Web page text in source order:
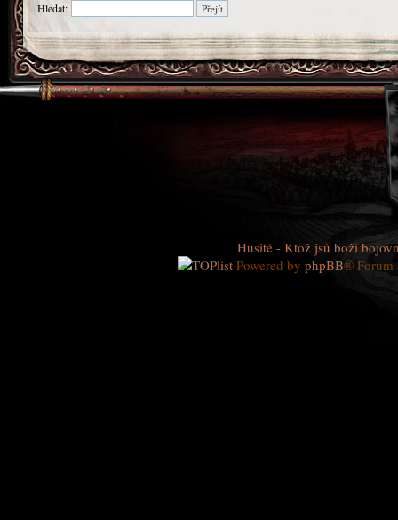
Hledat:
Husité - Ktož jsú boží
Powered by phpBB® Forum